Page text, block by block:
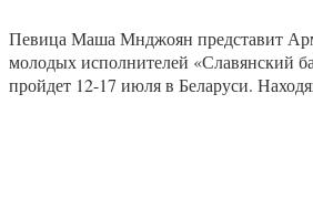
Певица Маша Мнджоян представит
молодых исполнителей «Славянский
пройдет 12-17 июля в Беларуси.